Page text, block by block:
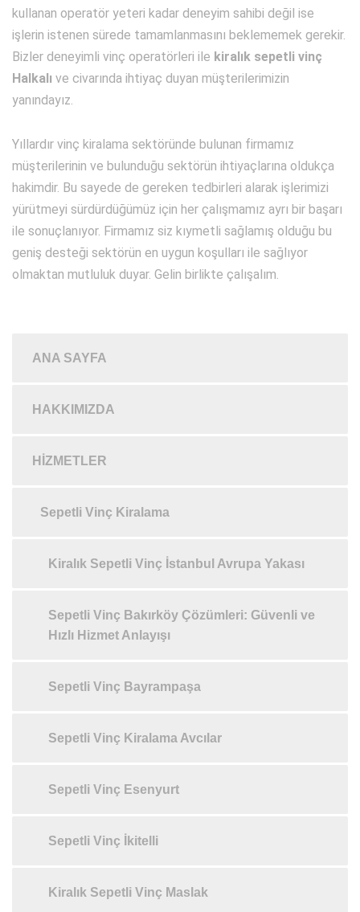
kullanan operatör yeteri kadar deneyim sahibi değil ise
işlerin istenen sürede tamamlanmasını beklememek gerekir.
Bizler deneyimli vinç operatörleri ile kiralık sepetli vinç
Halkalı ve civarında ihtiyaç duyan müşterilerimizin
yanındayız.
Yıllardır vinç kiralama sektöründe bulunan firmamız
müşterilerinin ve bulunduğu sektörün ihtiyaçlarına oldukça
hakimdir. Bu sayede de gereken tedbirleri alarak işlerimizi
yürütmeyi sürdürdüğümüz için her çalışmamız ayrı bir başarı
ile sonuçlanıyor. Firmamız siz kıymetli sağlamış olduğu bu
geniş desteği sektörün en uygun koşulları ile sağlıyor
olmaktan mutluluk duyar. Gelin birlikte çalışalım.
ANA SAYFA
HAKKIMIZDA
HIZMETLER
Sepetli Vinç Kiralama
Kiralık Sepetli Vinç İstanbul Avrupa Yakası
Sepetli Vinç Bakırköy Çözümleri: Güvenli ve
Hızlı Hizmet Anlayışı
Sepetli Vinç Bayrampaşa
Sepetli Vinç Kiralama Avcılar
Sepetli Vinç Esenyurt
Sepetli Vinç İkitelli
Kiralık Sepetli Vinç Maslak